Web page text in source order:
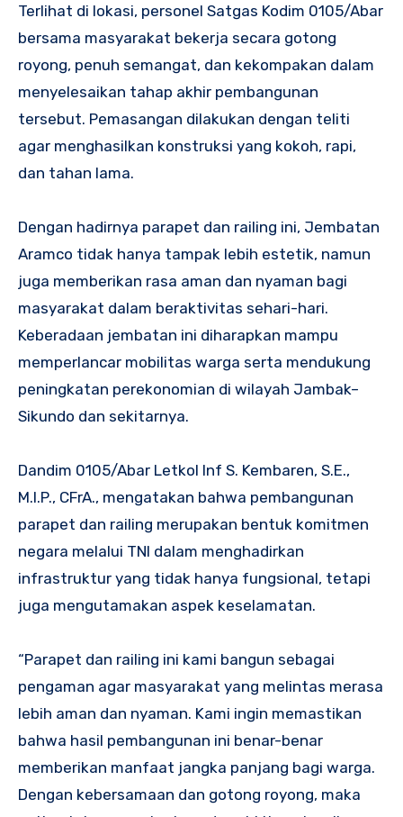
Terlihat di lokasi, personel Satgas Kodim 0105/Abar
bersama masyarakat bekerja secara gotong
royong, penuh semangat, dan kekompakan dalam
menyelesaikan tahap akhir pembangunan
tersebut. Pemasangan dilakukan dengan teliti
agar menghasilkan konstruksi yang kokoh, rapi,
dan tahan lama.
Dengan hadirnya parapet dan railing ini, Jembatan
Aramco tidak hanya tampak lebih estetik, namun
juga memberikan rasa aman dan nyaman bagi
masyarakat dalam beraktivitas sehari-hari.
Keberadaan jembatan ini diharapkan mampu
memperlancar mobilitas warga serta mendukung
peningkatan perekonomian di wilayah Jambak–
Sikundo dan sekitarnya.
Dandim 0105/Abar Letkol Inf S. Kembaren, S.E.,
M.I.P., CFrA., mengatakan bahwa pembangunan
parapet dan railing merupakan bentuk komitmen
negara melalui TNI dalam menghadirkan
infrastruktur yang tidak hanya fungsional, tetapi
juga mengutamakan aspek keselamatan.
“Parapet dan railing ini kami bangun sebagai
pengaman agar masyarakat yang melintas merasa
lebih aman dan nyaman. Kami ingin memastikan
bahwa hasil pembangunan ini benar-benar
memberikan manfaat jangka panjang bagi warga.
Dengan kebersamaan dan gotong royong, maka